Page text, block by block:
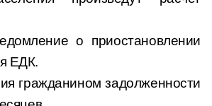
о приостановлении
ЕДК.
гражданином задолженности